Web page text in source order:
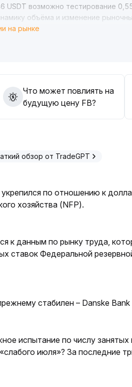
возможно тестирование
объёма и изменение
для среднесрока стоит
осторожны с обратным влиянием
на рынке
Что может повлиять на
будущую цену FB?
обзор от TradeGPT
по отношению к
хозяйства (NFP).
к данным по рынку труда,
ставок Федеральной
стабилен – Danske Bank
испытание по числу занятых
июля»? За последние